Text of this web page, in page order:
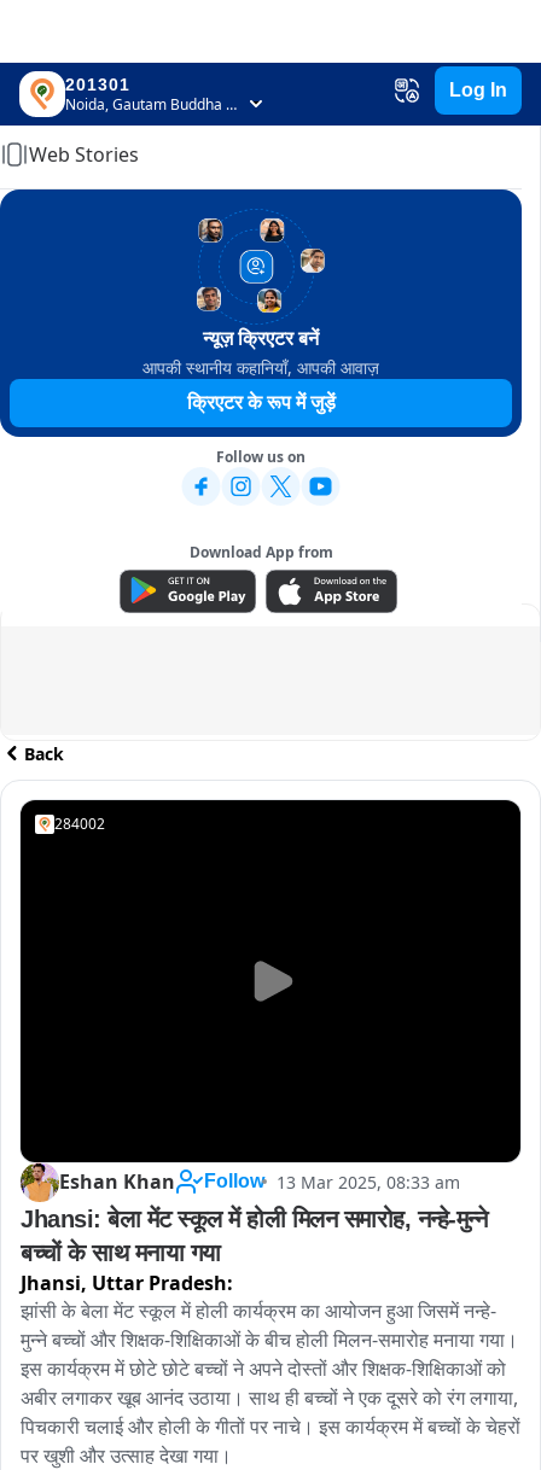
201301
Noida, Gautam Buddha Nagar, Uttar Pradesh
Log In
Home
Web Stories
न्यूज़ क्रिएटर बनें
आपकी स्थानीय कहानियाँ, आपकी आवाज़
क्रिएटर के रूप में जुड़ें
Follow us on
Download App from
ADVERTISEMENT
Back
284002
Eshan Khan Follow 13 Mar 2025, 08:33 am
Jhansi: बेला मेंट स्कूल में होली मिलन समारोह, नन्हे-मुन्ने
बच्चों के साथ मनाया गया
Jhansi, Uttar Pradesh:
झांसी के बेला मेंट स्कूल में होली कार्यक्रम का आयोजन हुआ जिसमें नन्हे-
मुन्ने बच्चों और शिक्षक-शिक्षिकाओं के बीच होली मिलन-समारोह मनाया गया।
इस कार्यक्रम में छोटे छोटे बच्चों ने अपने दोस्तों और शिक्षक-शिक्षिकाओं को
अबीर लगाकर खूब आनंद उठाया। साथ ही बच्चों ने एक दूसरे को रंग लगाया,
पिचकारी चलाई और होली के गीतों पर नाचे। इस कार्यक्रम में बच्चों के चेहरों
पर खुशी और उत्साह देखा गया।